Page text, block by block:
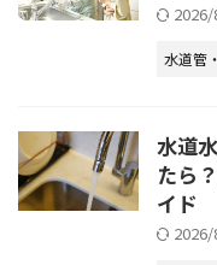
水道管
水道
たら
イド